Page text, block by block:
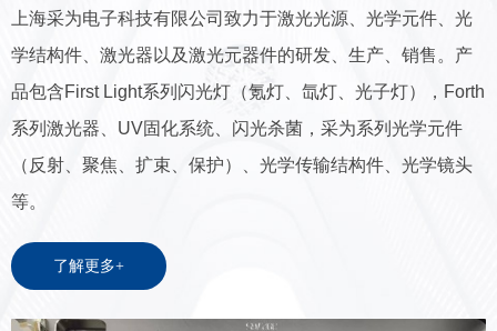
上海采为电子科技有限公司致力于激光光源、光学元件、光
学结构件、激光器以及激光元器件的研发、生产、销售。产
品包含First Light系列闪光灯（氪灯、氙灯、光子灯），Forth
系列激光器、UV固化系统、闪光杀菌，采为系列光学元件
（反射、聚焦、扩束、保护）、光学传输结构件、光学镜头
等。
了解更多+